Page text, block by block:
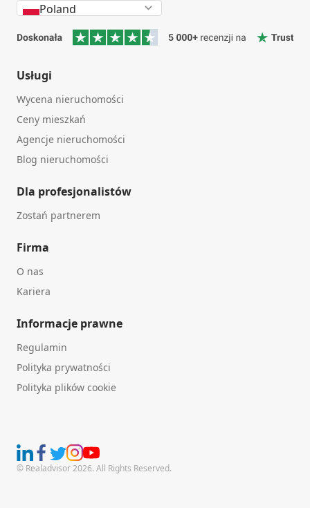
Poland
Usługi
Wycena nieruchomości
Ceny mieszkań
Agencje nieruchomości
Blog nieruchomości
Dla profesjonalistów
Zostań partnerem
Firma
O nas
Kariera
Informacje prawne
Regulamin
Polityka prywatności
Polityka plików cookie
© Realadvisor 2026. All Rights Reserved.